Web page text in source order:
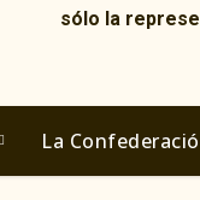
sólo la
La